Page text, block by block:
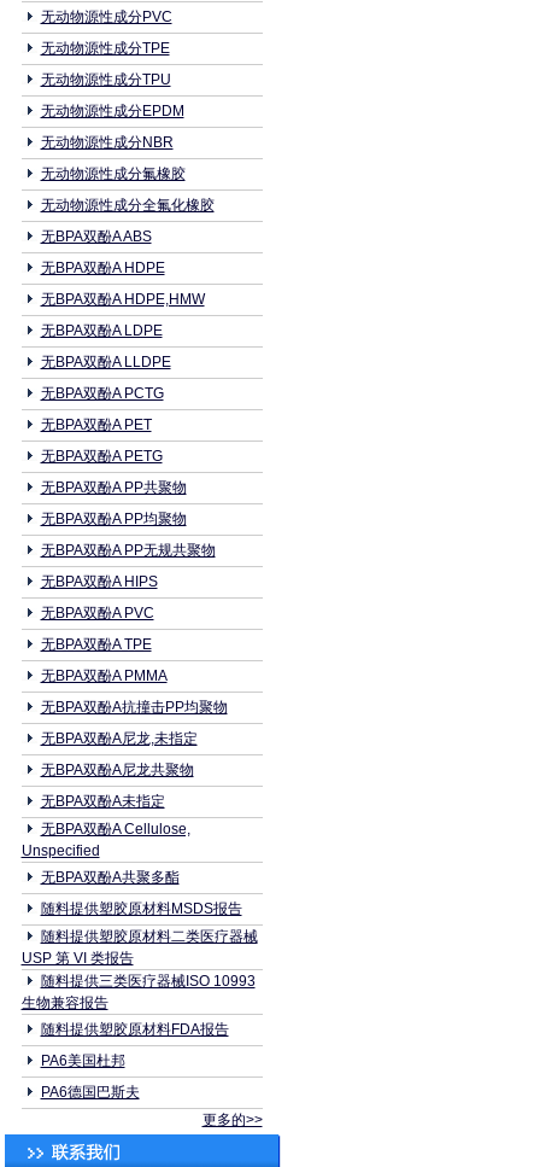
无动物源性成分PVC
无动物源性成分TPE
无动物源性成分TPU
无动物源性成分EPDM
无动物源性成分NBR
无动物源性成分氟橡胶
无动物源性成分全氟化橡胶
无BPA双酚A ABS
无BPA双酚A HDPE
无BPA双酚A HDPE,HMW
无BPA双酚A LDPE
无BPA双酚A LLDPE
无BPA双酚A PCTG
无BPA双酚A PET
无BPA双酚A PETG
无BPA双酚A PP共聚物
无BPA双酚A PP均聚物
无BPA双酚A PP无规共聚物
无BPA双酚A HIPS
无BPA双酚A PVC
无BPA双酚A TPE
无BPA双酚A PMMA
无BPA双酚A抗撞击PP均聚物
无BPA双酚A尼龙,未指定
无BPA双酚A尼龙共聚物
无BPA双酚A未指定
无BPA双酚A Cellulose,
Unspecified
无BPA双酚A共聚多酯
随料提供塑胶原材料MSDS报告
随料提供塑胶原材料二类医疗器械
USP 第 VI 类报告
随料提供三类医疗器械ISO 10993
生物兼容报告
随料提供塑胶原材料FDA报告
PA6美国杜邦
PA6德国巴斯夫
更多的>>